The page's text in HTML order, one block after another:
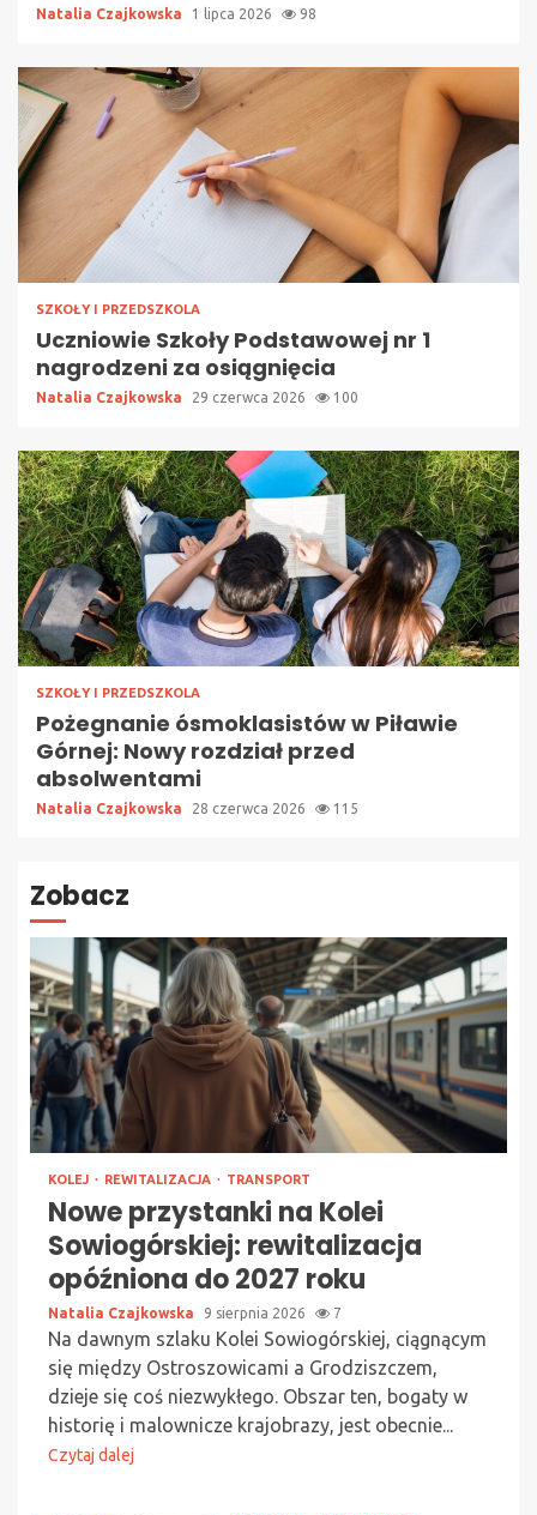
Natalia Czajkowska 1 lipca 2026 98
SZKOŁY I PRZEDSZKOLA
Uczniowie Szkoły Podstawowej nr 1
nagrodzeni za osiągnięcia
Natalia Czajkowska 29 czerwca 2026 100
SZKOŁY I PRZEDSZKOLA
Pożegnanie ósmoklasistów w Piławie
Górnej: Nowy rozdział przed
absolwentami
Natalia Czajkowska 28 czerwca 2026 115
Zobacz
KOLEJ REWITALIZACJA TRANSPORT
Nowe przystanki na Kolei
Sowiogórskiej: rewitalizacja
opóźniona do 2027 roku
Natalia Czajkowska 9 sierpnia 2026 7
Na dawnym szlaku Kolei Sowiogórskiej, ciągnącym
się między Ostroszowicami a Grodziszczem,
dzieje się coś niezwykłego. Obszar ten, bogaty w
historię i malownicze krajobrazy, jest obecnie...
Czytaj dalej